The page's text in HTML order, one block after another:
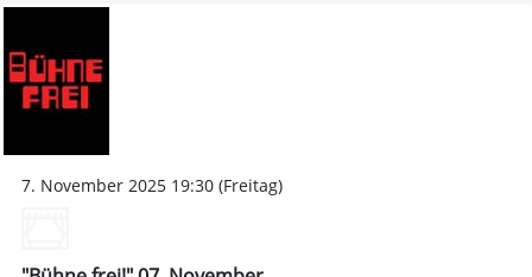
7. November 2025 19:30 (Freitag)